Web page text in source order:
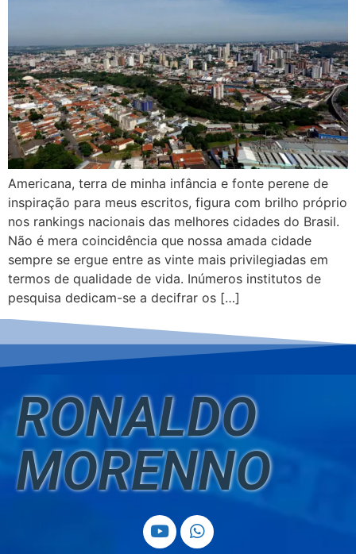
Americana, terra de minha infância e fonte perene de
inspiração para meus escritos, figura com brilho próprio
nos rankings nacionais das melhores cidades do Brasil.
Não é mera coincidência que nossa amada cidade
sempre se ergue entre as vinte mais privilegiadas em
termos de qualidade de vida. Inúmeros institutos de
pesquisa dedicam-se a decifrar os […]
RONALDO
MORENNO